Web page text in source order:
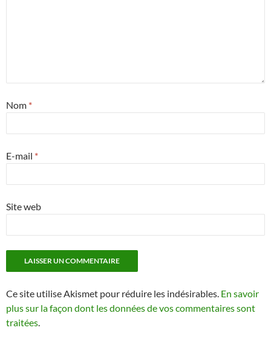
Nom *
E-mail *
Site web
Ce site utilise Akismet pour réduire les indésirables. En savoir
plus sur la façon dont les données de vos commentaires sont
traitées.